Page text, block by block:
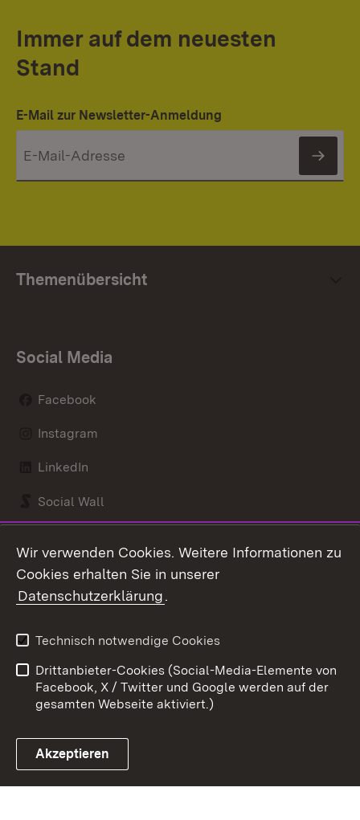
Immer auf dem neuesten
Stand
E-Mail zur Newsletter-Anmeldung
Themenübersicht
Social Media
Facebook
Instagram
LinkedIn
Social Wall
Link zum Landesportal
Kontakt
Barrierefreiheit
Impressum
Cookies
Wir verwenden Cookies. Weitere Informationen zu
Cookies erhalten Sie in unserer
Datenschutzerklärung.
Technisch notwendige Cookies
Drittanbieter-Cookies (Social-Media-Elemente von
Facebook, X / Twitter und Google werden auf der
gesamten Webseite aktiviert.)
Akzeptieren